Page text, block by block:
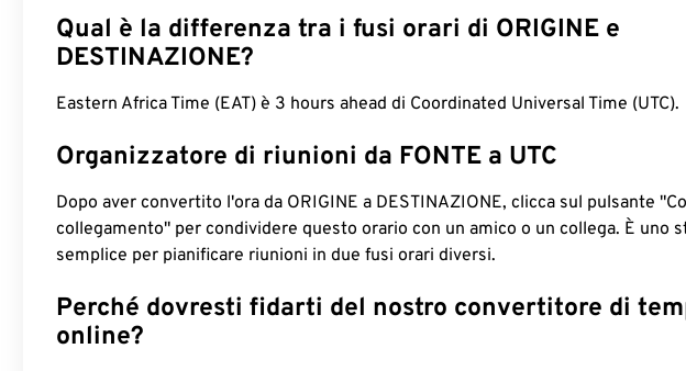
Qual è la differenza tra i fusi orari di ORIGINE e
DESTINAZIONE?
Eastern Africa Time (EAT) è 3 hours ahead di Coordinated Universal Time (UTC).
Organizzatore di riunioni da FONTE a UTC
Dopo aver convertito l'ora da ORIGINE a DESTINAZIONE, clicca sul pulsante
collegamento" per condividere questo orario con un amico o un collega. È uno
semplice per pianificare riunioni in due fusi orari diversi.
Perché dovresti fidarti del nostro convertitore di
online?